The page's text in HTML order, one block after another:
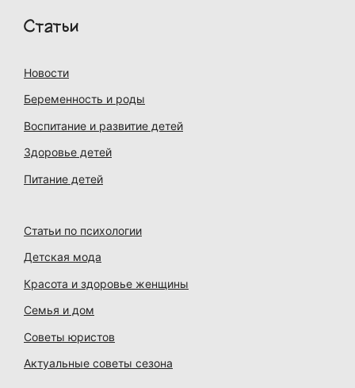
Статьи
Новости
Беременность и роды
Воспитание и развитие детей
Здоровье детей
Питание детей
Статьи по психологии
Детская мода
Красота и здоровье женщины
Семья и дом
Советы юристов
Актуальные советы сезона